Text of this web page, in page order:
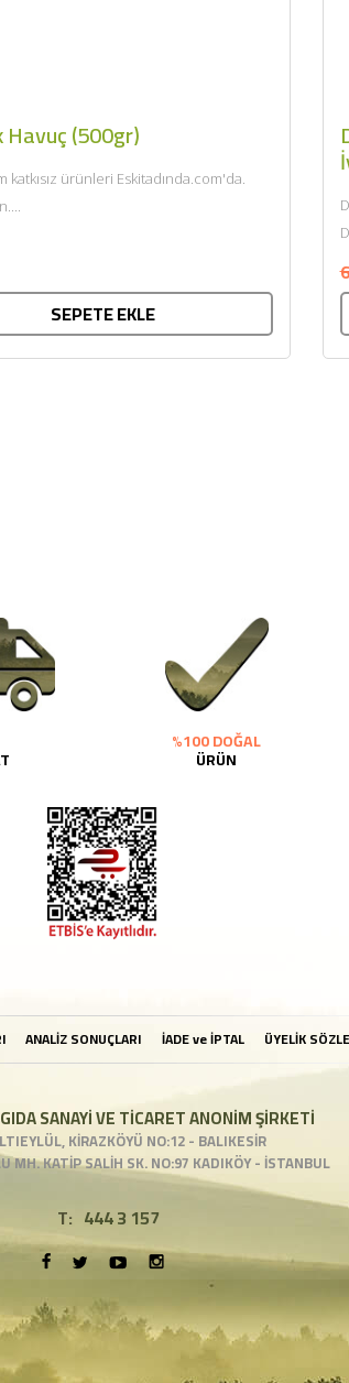
Havuç (500gr)
katkısız ürünleri Eskitadında.com'da.
SEPETE EKLE
%100 DOĞAL
ÜRÜN
ANALİZ SONUÇLARI İADE ve İPTAL ÜYELİK
SANAYİ VE TİCARET ANONİM ŞİRKETİ
KİRAZKÖYÜ NO:12 - BALIKESİR
MH. KATİP SALİH SK. NO:97 KADIKÖY - İSTANBUL
T: 444 3 157